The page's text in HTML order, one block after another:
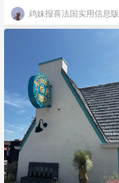
鸡妹报喜法国实用信息版